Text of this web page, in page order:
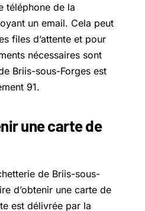
téléphone de la
un email. Cela peut
files d’attente et pour
nécessaires sont
Briis-sous-Forges est
91.
une carte de
de Briis-sous-
d’obtenir une carte de
est délivrée par la